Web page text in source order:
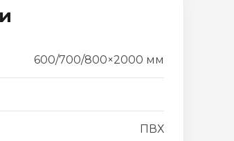
600/700/800×2000 мм
ПВХ